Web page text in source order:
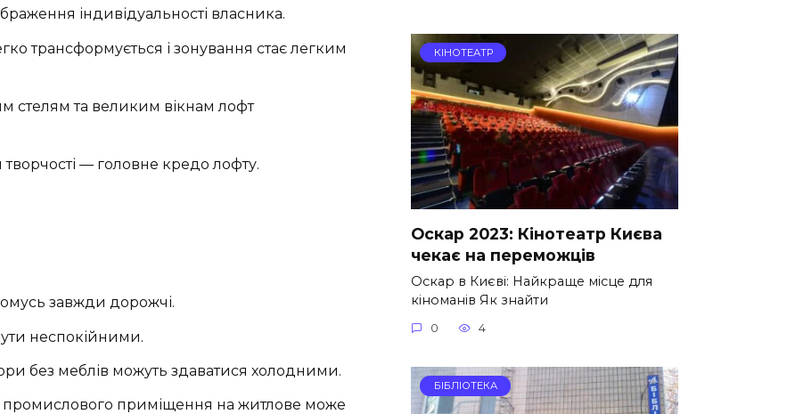
індивідуальності власника.
трансформується і зонування стає легким
стелям та великим вікнам лофт
творчості — головне кредо лофту.
завжди дорожчі.
неспокійними.
без меблів можуть здаватися холодними.
промислового приміщення на житлове може
КІНОТЕАТР
Оскар 2023: Кінотеатр Києва
чекає на переможців
Оскар в Києві: Найкраще місце для
кіноманів Як знайти
0 4
БІБЛІОТЕКА